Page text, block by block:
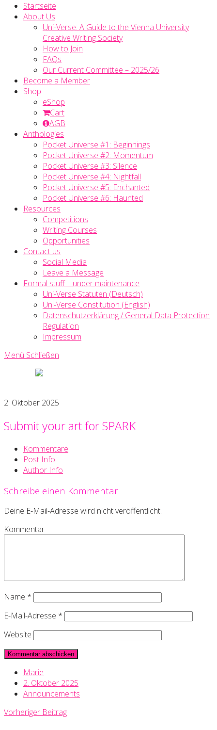
Startseite
About Us
Uni-Verse: A Guide to the Vienna University
Creative Writing Society
How to Join
FAQs
Our Current Committee – 2025/26
Become a Member
Shop
eShop
Cart
AGB
Anthologies
Pocket Universe #1: Beginnings
Pocket Universe #2: Momentum
Pocket Universe #3: Silence
Pocket Universe #4: Nightfall
Pocket Universe #5: Enchanted
Pocket Universe #6: Haunted
Resources
Competitions
Writing Courses
Opportunities
Contact us
Social Media
Leave a Message
Formal stuff – under maintenance
Uni-Verse Statuten (Deutsch)
Uni-Verse Constitution (English)
Datenschutzerklärung / General Data Protection
Regulation
Impressum
Menü Schließen
Uni-
Writing
2. Oktober 2025
Submit your art for SPARK
Kommentare
Post Info
Author Info
Schreibe einen Kommentar
Deine E-Mail-Adresse wird nicht veröffentlicht.
Kommentar
Name *
E-Mail-Adresse *
Website
Marie
2. Oktober 2025
Announcements
Vorheriger Beitrag